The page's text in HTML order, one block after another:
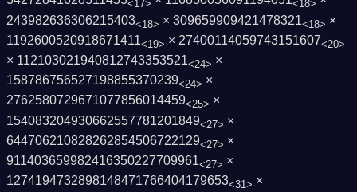
<17> <18>
243982636306215403<18> × 309659909421478321<18> ×
1192600520918671411<19> × 27400114059743151607<20>
× 112103021940812743353521<24> ×
158786756527198855370239<24> ×
2762580729671077856014459<25> ×
154083204930662557781201849<27> ×
644706210828262854506722129<27> ×
911403659982416350227709961<27> ×
1274194732898148471766404179653<31> ×